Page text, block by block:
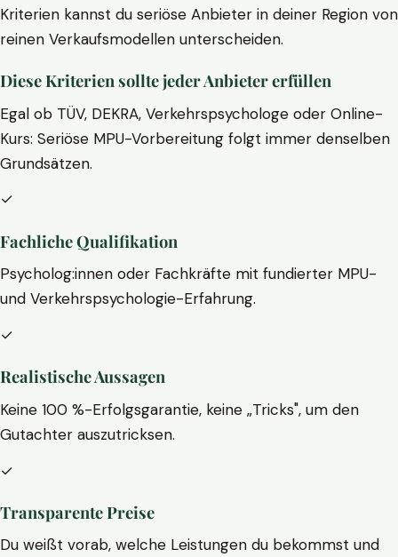
Kriterien kannst du seriöse Anbieter in deiner Region von
reinen Verkaufsmodellen unterscheiden.
Diese Kriterien sollte jeder Anbieter erfüllen
Egal ob TÜV, DEKRA, Verkehrspsychologe oder Online-
Kurs: Seriöse MPU-Vorbereitung folgt immer denselben
Grundsätzen.
✓
Fachliche Qualifikation
Psycholog:innen oder Fachkräfte mit fundierter MPU-
und Verkehrspsychologie-Erfahrung.
✓
Realistische Aussagen
Keine 100 %-Erfolgsgarantie, keine „Tricks", um den
Gutachter auszutricksen.
✓
Transparente Preise
Du weißt vorab, welche Leistungen du bekommst und